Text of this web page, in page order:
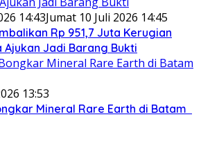
14:43Jumat 10 Juli 2026 14:45
Rp 951,7 Juta Kerugian
Ajukan Jadi Barang Bukti
13:53
Mineral Rare Earth di Batam